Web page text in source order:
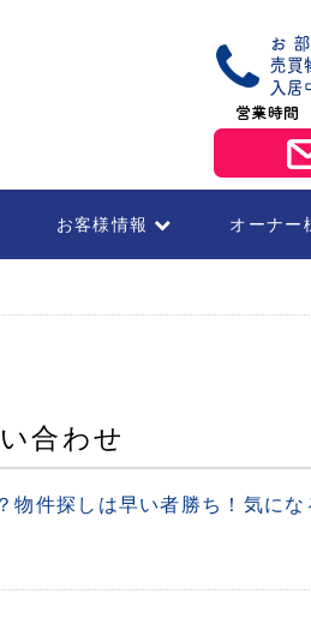
お客様情報 オーナー
合わせ
物件探しは早い者勝ち！気に